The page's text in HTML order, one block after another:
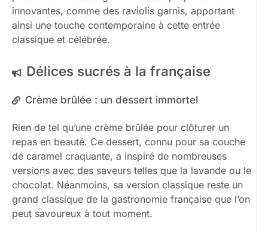
innovantes, comme des raviolis garnis, apportant
ainsi une touche contemporaine à cette entrée
classique et célébrée.
Délices sucrés à la française
Crème brûlée : un dessert immortel
Rien de tel qu’une crème brûlée pour clôturer un
repas en beauté. Ce dessert, connu pour sa couche
de caramel craquante, a inspiré de nombreuses
versions avec des saveurs telles que la lavande ou le
chocolat. Néanmoins, sa version classique reste un
grand classique de la gastronomie française que l’on
peut savoureux à tout moment.